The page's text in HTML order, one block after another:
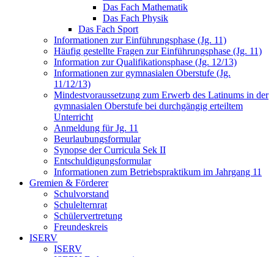
Das Fach Mathematik
Das Fach Physik
Das Fach Sport
Informationen zur Einführungsphase (Jg. 11)
Häufig gestellte Fragen zur Einführungsphase (Jg. 11)
Information zur Qualifikationsphase (Jg. 12/13)
Informationen zur gymnasialen Oberstufe (Jg.
11/12/13)
Mindestvoraussetzung zum Erwerb des Latinums in der
gymnasialen Oberstufe bei durchgängig erteiltem
Unterricht
Anmeldung für Jg. 11
Beurlaubungsformular
Synopse der Curricula Sek II
Entschuldigungsformular
Informationen zum Betriebspraktikum im Jahrgang 11
Gremien & Förderer
Schulvorstand
Schulelternrat
Schülervertretung
Freundeskreis
ISERV
ISERV